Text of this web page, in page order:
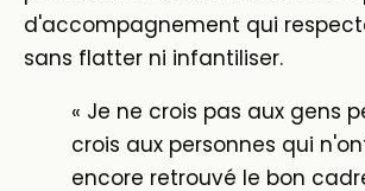
d'accompagnement qui
sans flatter ni infantiliser.
« Je ne crois pas aux gens
crois aux personnes qui
encore retrouvé le bon